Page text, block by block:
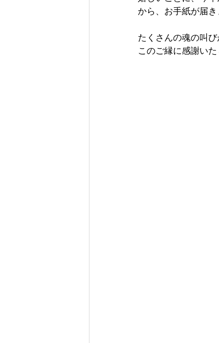
から、お手紙が届
たくさんの魂の叫
このご縁に感謝い